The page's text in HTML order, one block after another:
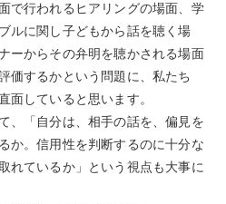
で行われるヒアリングの場面、学
ルに関し子どもから話を聴く場
ーからその弁明を聴かされる場面
価するかという問題に、私たち
面していると思います。
、「自分は、相手の話を、偏見を
か。信用性を判断するのに十分な
れているか」という視点も大事に